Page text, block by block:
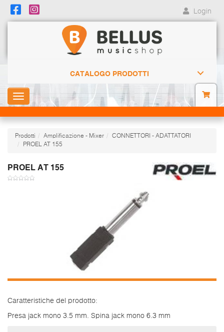
Login
CATALOGO PRODOTTI
Toggle
navigation
Prodotti Amplificazione - Mixer
CONNETTORI - ADATTATORI
PROEL AT 155
PROEL AT 155
Caratteristiche del prodotto:
Presa jack mono 3.5 mm. Spina jack mono 6.3 mm